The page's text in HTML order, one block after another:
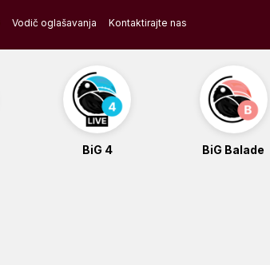
Vodič oglašavanja Kontaktirajte nas
BiG 4 BiG Balade